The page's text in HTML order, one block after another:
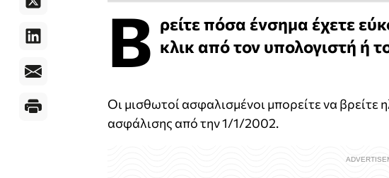
Β ρείτε πόσα ένσημα έχετε
κλικ από τον υπολογιστή ή
Οι μισθωτοί ασφαλισμένοι μπορείτε να βρείτε
ασφάλισης από την 1/1/2002.